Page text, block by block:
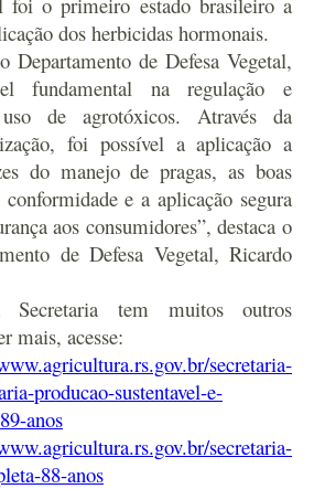
dos herbicidas hormonais.
Departamento de Defesa Vegetal,
fundamental na regulação e
de agrotóxicos. Através da
foi possível a aplicação a
do manejo de pragas, as boas
e a aplicação segura
aos consumidores”, destaca o
de Defesa Vegetal, Ricardo
tem muitos outros
mais, acesse:
secretaria-
producao-sustentavel-e-
anos
secretaria-
88-anos